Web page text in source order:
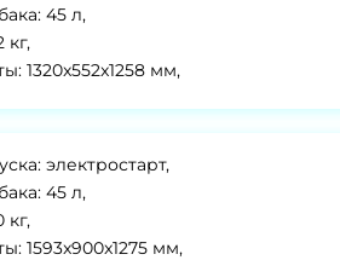
45 л,
кг,
1320x552x1258 мм,
электростарт,
45 л,
кг,
1593x900x1275 мм,